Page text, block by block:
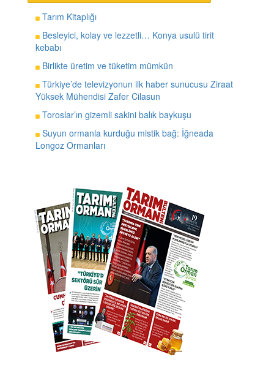
Tarım Kitaplığı
Besleyici, kolay ve lezzetli… Konya usulü tirit
kebabı
Birlikte üretim ve tüketim mümkün
Türkiye’de televizyonun ilk haber sunucusu Ziraat
Yüksek Mühendisi Zafer Cilasun
Toroslar’ın gizemli sakini balık baykuşu
Suyun ormanla kurduğu mistik bağ: İğneada
Longoz Ormanları